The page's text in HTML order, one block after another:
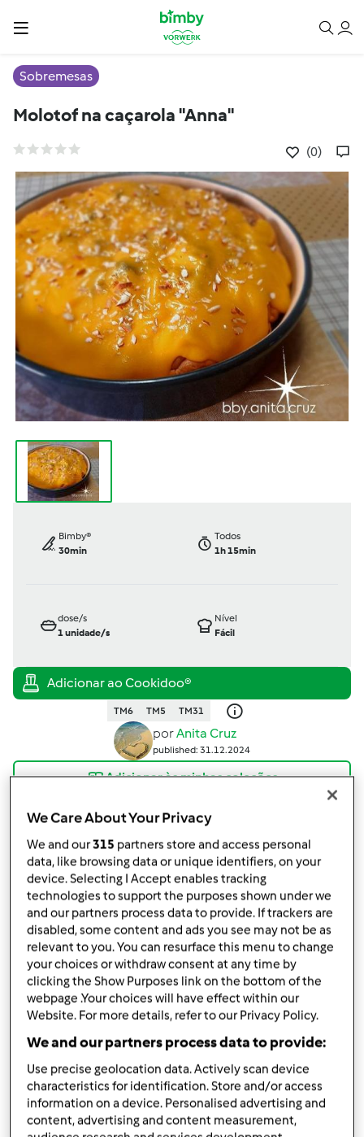
Sobremesas
Molotof na caçarola "Anna"
(0)
Bimby®
30min
Todos
1h 15min
dose/s
1unidade/s
Nível
Fácil
TM6 TM5 TM31
porAnita Cruz
published: 31.12.2024
Adicionar às minhas coleções
Partilhar receita
Criar uma variante
Ingredientes
Molotof
10claras de ovo
açúcar
sal
Manteiga qb para untar a caçarola
Frutos secos a gosto para decorar
Doce de Ovos
We Care About Your Privacy
We and our315 partners store and access personal
data, like browsing data or unique identifiers, on your
device. Selecting I Accept enables tracking
technologies to support the purposes shown under we
and our partners process data to provide. If trackers are
disabled, some content and ads you see may not be as
relevant to you. You can resurface this menu to change
your choices or withdraw consent at any time by
clicking the Show Purposes link on the bottom of the
webpage .Your choices will have effect within our
Website. For more details, refer to our Privacy Policy.
We and our partners process data to provide:
Use precise geolocation data. Actively scan device
characteristics for identification. Store and/or access
information on a device. Personalised advertising and
content, advertising and content measurement,